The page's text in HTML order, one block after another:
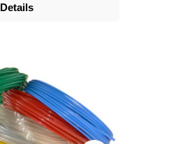
Details